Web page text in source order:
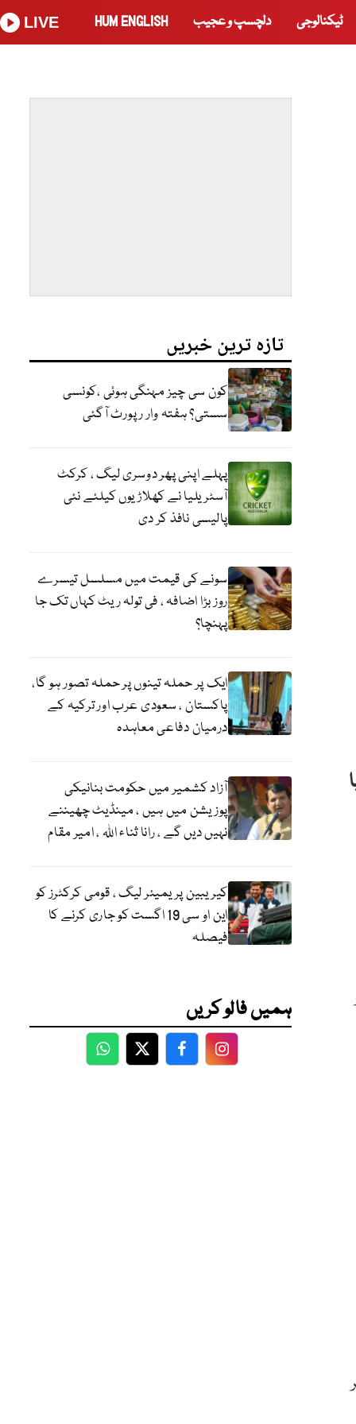
ٹیکنالوجی دلچسپ و عجیب HUM ENGLISH
LIVE
تازہ ترین خبریں
کون سی چیز مہنگی ہوئی ،کونسی
سستی؟ ہفتہ وار رپورٹ آگئی
پہلے اپنی پھر دوسری لیگ ، کرکٹ
آسٹریلیا نے کھلاڑیوں کیلئے نئی
پالیسی نافذ کر دی
سونے کی قیمت میں مسلسل تیسرے
روز بڑا اضافہ ، فی تولہ ریٹ کہاں تک جا
پہنچا؟
ایک پر حملہ تینوں پر حملہ تصور ہو گا،
پاکستان ، سعودی عرب اور ترکیہ کے
درمیان دفاعی معاہدہ
آزاد کشمیر میں حکومت بنانیکی
پوزیشن میں ہیں ، مینڈیٹ چھیننے
نہیں دیں گے ، رانا ثناء اللہ ، امیر مقام
کیریبین پریمیئر لیگ ، قومی کرکٹرز کو
این او سی 19 اگست کو جاری کرنے کا
فیصلہ
ہمیں فالو کریں
WhatsApp
TwitterFacebookFacebook